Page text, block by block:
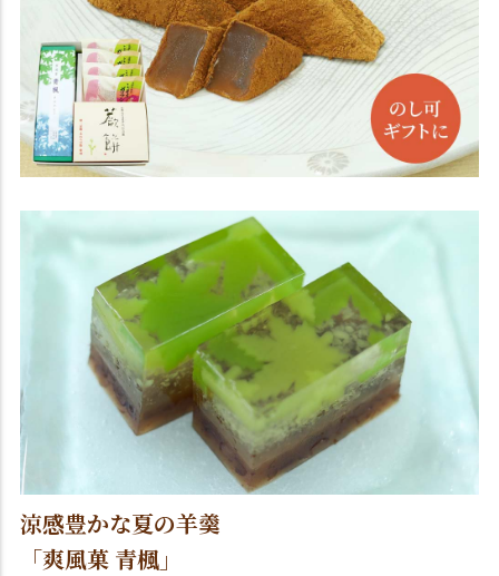
涼感豊かな夏の羊羹
「爽風菓 青楓」